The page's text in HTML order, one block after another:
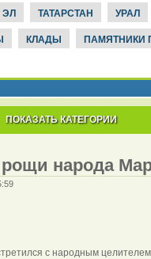
ТАТАРСТАН УРАЛ
КЛАДЫ ПАМЯТНИКИ
ПОКАЗАТЬ КАТЕГОРИИ
народа
с народным